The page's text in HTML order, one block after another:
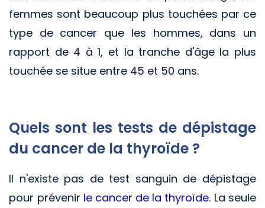
femmes sont beaucoup plus touchées par ce
type de cancer que les hommes, dans un
rapport de 4 à 1, et la tranche d'âge la plus
touchée se situe entre 45 et 50 ans.
Quels sont les tests de dépistage
du cancer de la thyroïde ?
Il n'existe pas de test sanguin de dépistage
pour prévenir le cancer de la thyroïde. La seule